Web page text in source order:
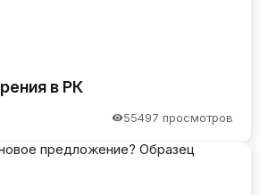
в РК
55497 просмотров